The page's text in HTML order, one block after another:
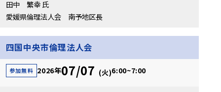
田中 繁幸 氏
愛媛県倫理法人会 南予地区長
四国中央市倫理法人会
参加無料 2026年07/07 (火)6:00~7:00